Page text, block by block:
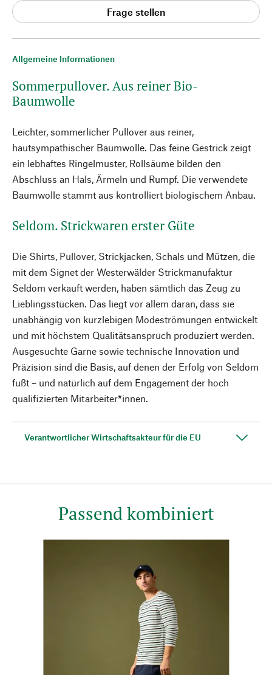
Allgemeine Informationen
Sommerpullover. Aus reiner Bio-
Baumwolle
Leichter, sommerlicher Pullover aus reiner,
hautsympathischer Baumwolle. Das feine Gestrick zeigt
ein lebhaftes Ringelmuster, Rollsäume bilden den
Abschluss an Hals, Ärmeln und Rumpf. Die verwendete
Baumwolle stammt aus kontrolliert biologischem Anbau.
Seldom. Strickwaren erster Güte
Die Shirts, Pullover, Strickjacken, Schals und Mützen, die
mit dem Signet der Westerwälder Strickmanufaktur
Seldom verkauft werden, haben sämtlich das Zeug zu
Lieblingsstücken. Das liegt vor allem daran, dass sie
unabhängig von kurzlebigen Modeströmungen entwickelt
und mit höchstem Qualitätsanspruch produziert werden.
Ausgesuchte Garne sowie technische Innovation und
Präzision sind die Basis, auf denen der Erfolg von Seldom
fußt – und natürlich auf dem Engagement der hoch
qualifizierten Mitarbeiter*innen.
Verantwortlicher Wirtschaftsakteur für die EU
Frage stellen
Passend kombiniert